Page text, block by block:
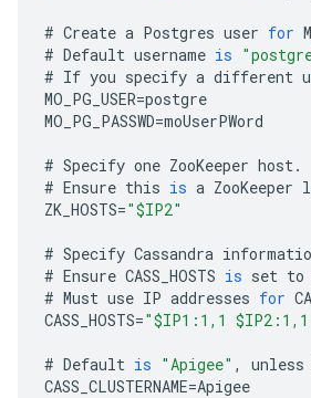
# Create a Postgres user for
# Default username is
# If you specify a different
MO_PG_USER=postgre
MO_PG_PASSWD=moUserPWord
# Specify one ZooKeeper host.
# Ensure this is a ZooKeeper
ZK_HOSTS="$IP2"
# Specify Cassandra
# Ensure CASS_HOSTS is set to
# Must use IP addresses for
CASS_HOSTS="$IP1:1,1
# Default is "Apigee" , unless
CASS_CLUSTERNAME=Apigee